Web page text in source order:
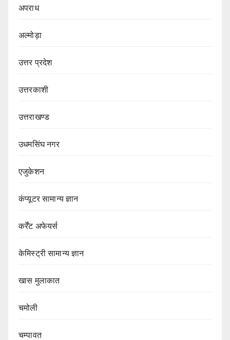
अपराध
अल्मोड़ा
उत्तर प्रदेश
उत्तरकाशी
उत्तराखण्ड
उधमसिंघ नगर
एजुकेशन
कंप्यूटर सामान्य ज्ञान
कर्रेंट अफेयर्स
केमिस्ट्री सामान्य ज्ञान
खास मुलाकात
चमोली
चम्पावत